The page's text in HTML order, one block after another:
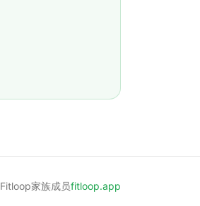
Fitloop家族成员fitloop.app